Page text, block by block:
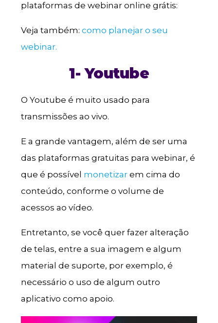
plataformas de webinar online grátis:
Veja também: como planejar o seu
webinar.
1- Youtube
O Youtube é muito usado para
transmissões ao vivo.
E a grande vantagem, além de ser uma
das plataformas gratuitas para webinar, é
que é possível monetizarem cima do
conteúdo, conforme o volume de
acessos ao vídeo.
Entretanto, se você quer fazer alteração
de telas, entre a sua imagem e algum
material de suporte, por exemplo, é
necessário o uso de algum outro
aplicativo como apoio.